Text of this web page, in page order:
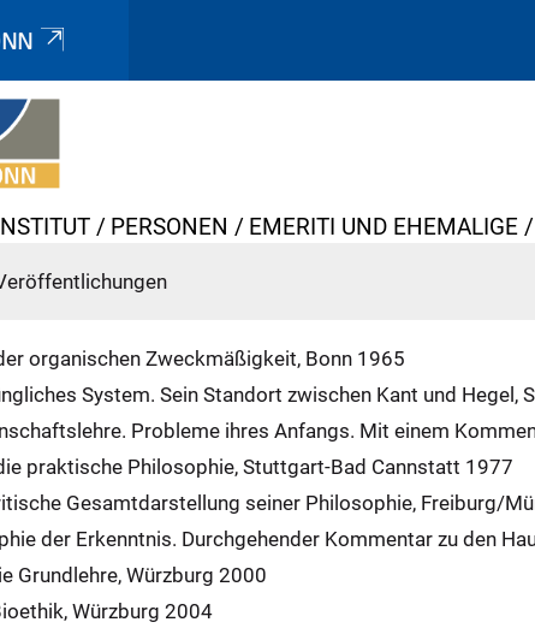
PERSONEN EMERITI UND EHEMALIGE
organischen Zweckmäßigkeit, Bonn 1965
System. Sein Standort zwischen Kant und Hegel,
Probleme ihres Anfangs. Mit einem
praktische Philosophie, Stuttgart-Bad Cannstatt 1977
Gesamtdarstellung seiner Philosophie, Freiburg/
der Erkenntnis. Durchgehender Kommentar zu den
Grundlehre, Würzburg 2000
Würzburg 2004